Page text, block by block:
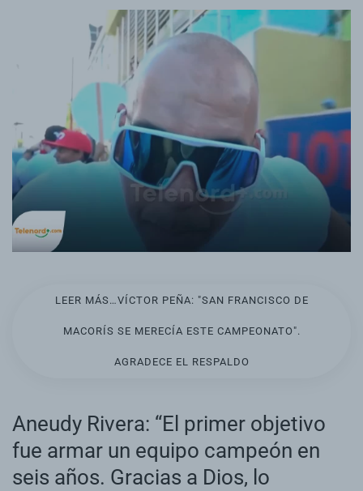
LEER MÁS…VÍCTOR PEÑA: "SAN FRANCISCO DE
MACORÍS SE MERECÍA ESTE CAMPEONATO".
AGRADECE EL RESPALDO
Aneudy Rivera: “El primer objetivo
fue armar un equipo campeón en
seis años. Gracias a Dios, lo